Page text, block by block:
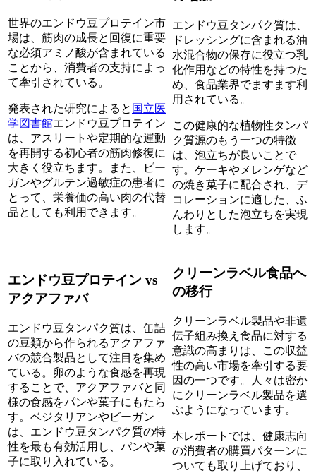
世界のエンドウ豆プロテイン市
場は、筋肉の成長と回復に重要
な必須アミノ酸が含まれている
ことから、消費者の支持によっ
て牽引されている。
発表された研究によると 国立医
学図書館エンドウ豆プロテイン
は、アスリートや定期的な運動
を再開する初心者の筋肉修復に
大きく役立ちます。また、ビー
ガンやグルテン過敏症の患者に
とって、栄養価の高い肉の代替
品としても利用できます。
エンドウ豆タンパク質は、
ドレッシングに含まれる油
水混合物の保存に役立つ乳
化作用などの特性を持つた
め、食品業界でますます利
用されている。
この健康的な植物性タンパ
ク質源のもう一つの特徴
は、泡立ちが良いことで
す。ケーキやメレンゲなど
の焼き菓子に配合され、デ
コレーションに適した、ふ
んわりとした泡立ちを実現
します。
エンドウ豆プロテイン vs
アクアファバ
エンドウ豆タンパク質は、缶詰
の豆類から作られるアクアファ
バの競合製品として注目を集め
ている。卵のような食感を再現
することで、アクアファバと同
様の食感をパンや菓子にもたら
す。ベジタリアンやビーガン
は、エンドウ豆タンパク質の特
性を最も有効活用し、パンや菓
子に取り入れている。
クリーンラベル食品へ
の移行
クリーンラベル製品や非遺
伝子組み換え食品に対する
意識の高まりは、この収益
性の高い市場を牽引する要
因の一つです。人々は密か
にクリーンラベル製品を選
ぶようになっています。
本レポートでは、健康志向
の消費者の購買パターンに
ついても取り上げており、